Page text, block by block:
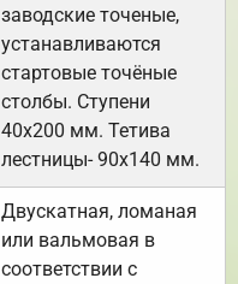
заводские точеные,
устанавливаются
стартовые точёные
столбы. Ступени
40х200 мм. Тетива
лестницы- 90х140 мм.
Двускатная, ломаная
или вальмовая в
соответствии с